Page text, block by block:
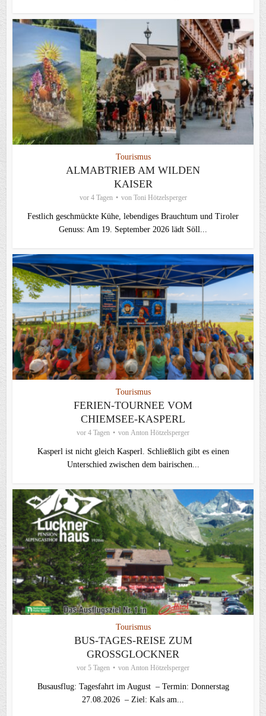
Tourismus
ALMABTRIEB AM WILDEN
KAISER
vor 4 Tagen von Toni Hötzelsperger
Festlich geschmückte Kühe, lebendiges Brauchtum und Tiroler
Genuss: Am 19. September 2026 lädt Söll...
Tourismus
FERIEN-TOURNEE VOM
CHIEMSEE-KASPERL
vor 4 Tagen von Anton Hötzelsperger
Kasperl ist nicht gleich Kasperl. Schließlich gibt es einen
Unterschied zwischen dem bairischen...
Tourismus
BUS-TAGES-REISE ZUM
GROSSGLOCKNER
vor 5 Tagen von Anton Hötzelsperger
Busausflug: Tagesfahrt im August – Termin: Donnerstag
27.08.2026 – Ziel: Kals am...